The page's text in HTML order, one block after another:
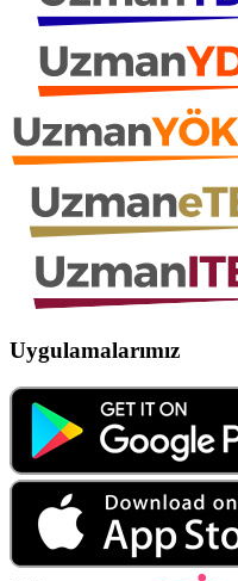
Uygulamalarımız